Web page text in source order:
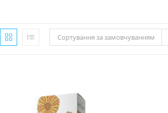
Сортування за замовчуванням